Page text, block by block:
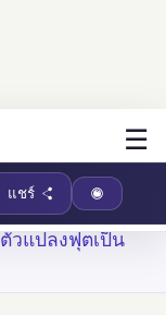
☰
แชร์
ตัวแปลงฟุตเป็น